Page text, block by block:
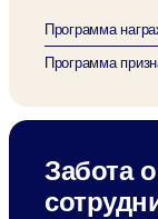
Программа
Программа
Забота